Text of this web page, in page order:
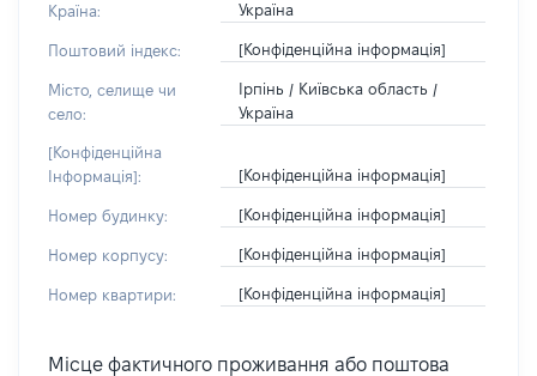
Країна: Україна
Поштовий індекс: [Конфіденційна інформація]
Місто, селище чи
село:
Ірпінь / Київська область /
Україна
[Конфіденційна
Інформація]:
[Конфіденційна інформація]
Номер будинку: [Конфіденційна інформація]
Номер корпусу: [Конфіденційна інформація]
Номер квартири: [Конфіденційна інформація]
Місце фактичного проживання або поштова